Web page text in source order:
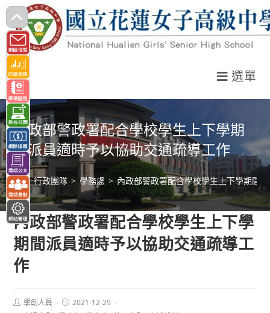
跳
轉
至
主
要
內
容
選單
內政部警政署配合學校學生上下學期
間派員適時予以協助交通疏導工作
> 行政團隊 > 學務處 > 內政部警政署配合學校學生上下學期間
內政部警政署配合學校學生上下學
期間派員適時予以協助交通疏導工
作
Post
author:
學創人員
Post
published:
2021-12-29